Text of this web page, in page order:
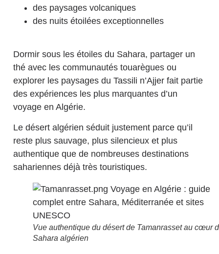
des paysages volcaniques
des nuits étoilées exceptionnelles
Dormir sous les étoiles du Sahara, partager un
thé avec les communautés touarègues ou
explorer les paysages du Tassili n’Ajjer fait partie
des expériences les plus marquantes d’un
voyage en Algérie.
Le désert algérien séduit justement parce qu’il
reste plus sauvage, plus silencieux et plus
authentique que de nombreuses destinations
sahariennes déjà très touristiques.
Vue authentique du désert de Tamanrasset au cœur
Sahara algérien